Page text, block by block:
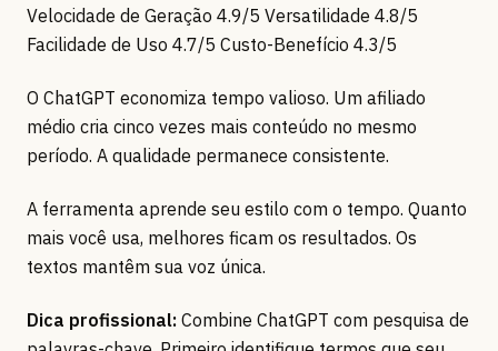
Velocidade de Geração 4.9/5 Versatilidade 4.8/5
Facilidade de Uso 4.7/5 Custo-Benefício 4.3/5
O ChatGPT economiza tempo valioso. Um afiliado
médio cria cinco vezes mais conteúdo no mesmo
período. A qualidade permanece consistente.
A ferramenta aprende seu estilo com o tempo. Quanto
mais você usa, melhores ficam os resultados. Os
textos mantêm sua voz única.
Dica profissional: Combine ChatGPT com pesquisa de